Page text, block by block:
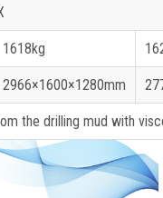
1618kg
2966×1600×1280mm
the drilling mud with